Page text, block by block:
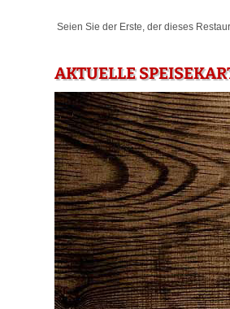
Seien Sie der Erste, der dieses
AKTUELLE